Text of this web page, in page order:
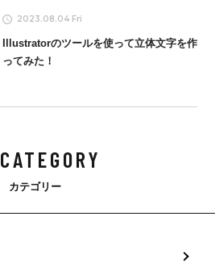
2023.08.04 Fri
Illustratorのツールを使って立体文字を作
ってみた！
CATEGORY
カテゴリー